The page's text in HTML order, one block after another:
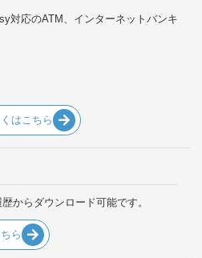
対応のATM、インターネットバンキ
はこちら
からダウンロード可能です。
ら